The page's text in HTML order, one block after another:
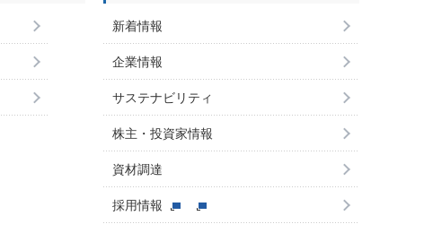
新着情報
企業情報
サステナビリティ
株主・投資家情報
資材調達
採用情報